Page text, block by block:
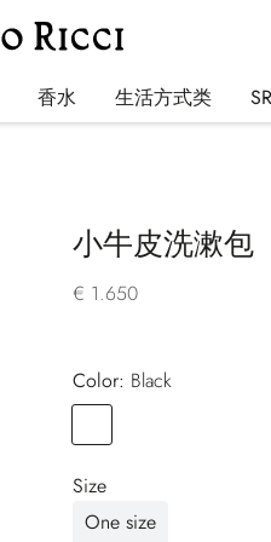
香水 生活方式类
小牛皮洗漱包
€ 1.650
Color:
black
Size
One size